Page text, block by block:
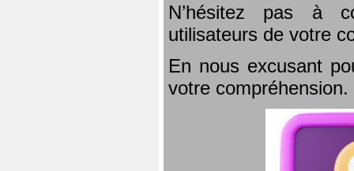
N’hésitez pas à
utilisateurs de votre
En nous excusant
votre compréhension.